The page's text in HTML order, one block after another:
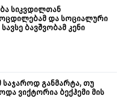
სიკვდილთან
და სოციალური
ბავშვობამ კენი
საჯაროდ განმარტა, თუ
ვიქტორია ბექჰემი მის